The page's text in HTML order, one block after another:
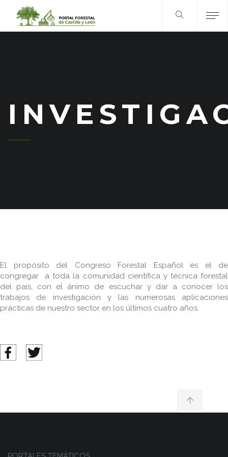
El propósito del Congreso Forestal Español es el de
congregar a toda la comunidad científica y técnica forestal
del país, con el ánimo de escuchar y dar a conocer los
trabajos de investigación y las numerosas aplicaciones
prácticas de nuestro sector en los últimos cuatro años.